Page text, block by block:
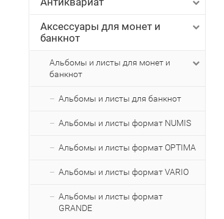
Аксессуары для монет и
банкнот
Альбомы и листы для монет и
банкнот
Альбомы и листы для банкнот
Альбомы и листы формат NUMIS
Альбомы и листы формат OPTIMA
Альбомы и листы формат VARIO
Альбомы и листы формат
GRANDE